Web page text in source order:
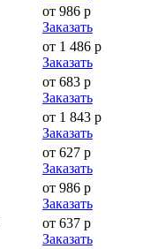
от 986 р
Заказать
от 1 486 р
Заказать
от 683 р
Заказать
от 1 843 р
Заказать
от 627 р
Заказать
от 986 р
Заказать
от 637 р
Заказать